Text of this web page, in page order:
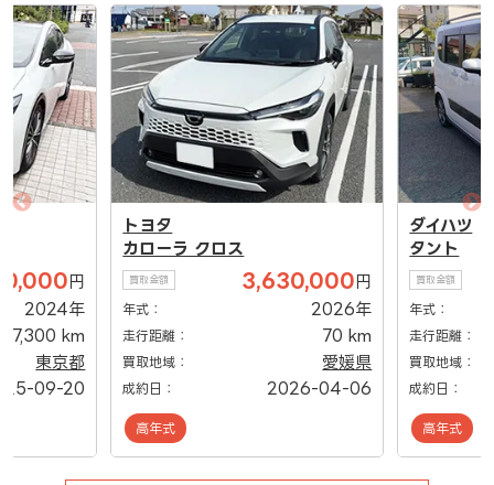
円
2024年
7,300 km
東京都
09-20
トヨタ
カローラ クロス
買取金額 3,630,000 円
年式： 2026年
走行距離： 70 km
買取地域： 愛媛県
成約日： 2026-04-06
高年式
ダイハツ
タント
買取金額
年式：
走行距離：
買取地域：
成約日：
高年式